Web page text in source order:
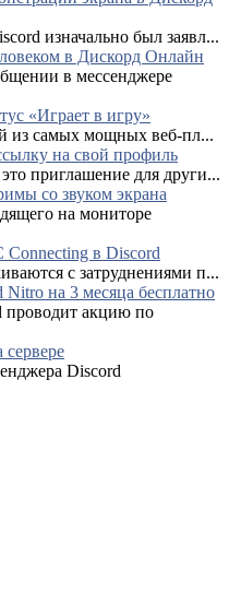
изначально был заявл...
в Дискорд Онлайн
в мессенджере
«Играет в игру»
из самых мощных веб-пл...
на свой профиль
приглашение для други...
со звуком экрана
на мониторе
Connecting в Discord
с затруднениями п...
на 3 месяца бесплатно
проводит акцию по
Discord